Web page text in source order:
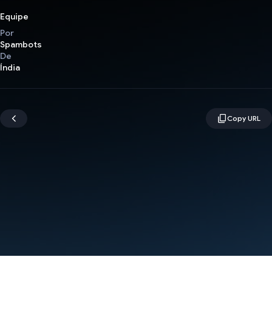
Equipe
Por
Spambots
De
Índia